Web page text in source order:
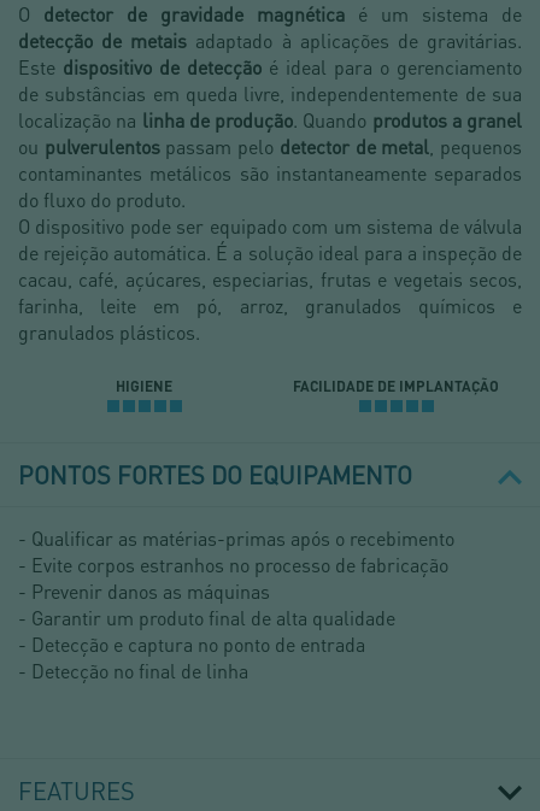
O detector de gravidade magnética é um sistema de
detecção de metais adaptado à aplicações de gravitárias.
Este dispositivo de detecção é ideal para o gerenciamento
de substâncias em queda livre, independentemente de sua
localização na linha de produção. Quando produtos a granel
ou pulverulentospassam pelo detector de metal , pequenos
contaminantes metálicos são instantaneamente separados
do fluxo do produto.
O dispositivo pode ser equipado com um sistema de válvula
de rejeição automática. É a solução ideal para a inspeção de
cacau, café, açúcares, especiarias, frutas e vegetais secos,
farinha, leite em pó, arroz, granulados químicos e
granulados plásticos.
HIGIENE FACILIDADE DE IMPLANTAÇÃO
PONTOS FORTES DO EQUIPAMENTO
- Qualificar as matérias-primas após o recebimento
- Evite corpos estranhos no processo de fabricação
- Prevenir danos as máquinas
- Garantir um produto final de alta qualidade
- Detecção e captura no ponto de entrada
- Detecção no final de linha
FEATURES